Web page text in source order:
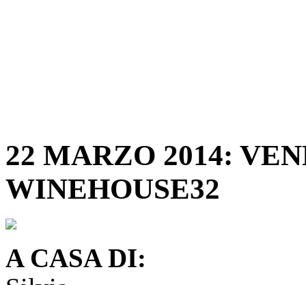
22 MARZO 2014:
WINEHOUSE32
A CASA DI: